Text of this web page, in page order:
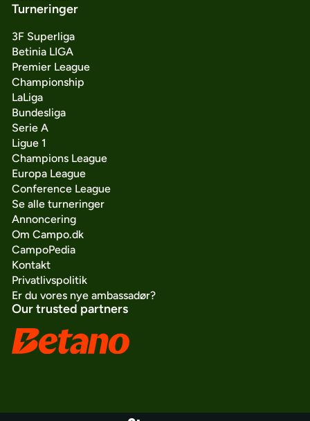
Turneringer
3F Superliga
Betinia LIGA
Premier League
Championship
LaLiga
Bundesliga
Serie A
Ligue 1
Champions League
Europa League
Conference League
Se alle turneringer
Annoncering
Om Campo.dk
CampoPedia
Kontakt
Privatlivspolitik
Er du vores nye ambassadør?
Our trusted partners